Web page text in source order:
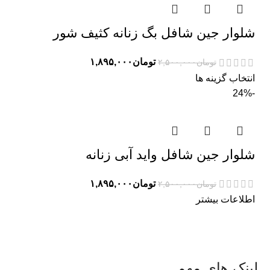
شلوار جین شافل بگ زنانه کثیف شور
تومان۲,۵۰۰,۰۰۰ تومان ۱,۸۹۵,۰۰۰
انتخاب گزینه ها
-24%
شلوار جین شافل واید آبی زنانه
تومان۲,۵۰۰,۰۰۰ تومان ۱,۸۹۵,۰۰۰
اطلاعات بیشتر